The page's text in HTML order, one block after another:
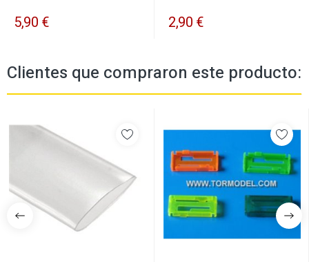
5,90 € 2,90 €
Clientes que compraron este producto: